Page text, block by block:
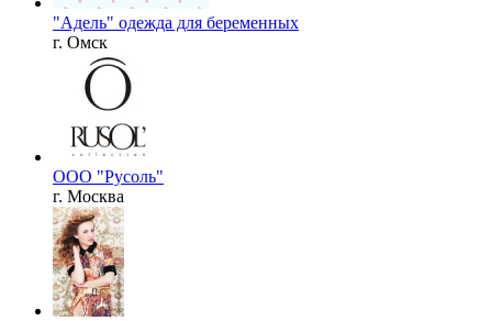
"Адель" одежда для беременных
г. Омск
ООО "Русоль"
г. Москва